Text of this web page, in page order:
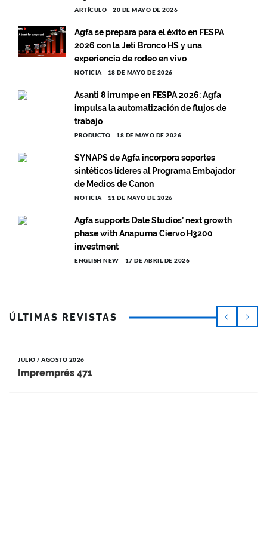
ARTÍCULO 20 DE MAYO DE 2026
Agfa se prepara para el éxito en FESPA
2026 con la Jeti Bronco HS y una
experiencia de rodeo en vivo
NOTICIA 18 DE MAYO DE 2026
Asanti 8 irrumpe en FESPA 2026: Agfa
impulsa la automatización de flujos de
trabajo
PRODUCTO 18 DE MAYO DE 2026
SYNAPS de Agfa incorpora soportes
sintéticos líderes al Programa Embajador
de Medios de Canon
NOTICIA 11 DE MAYO DE 2026
Agfa supports Dale Studios’ next growth
phase with Anapurna Ciervo H3200
investment
ENGLISH NEW 17 DE ABRIL DE 2026
ÚLTIMAS REVISTAS
JULIO / AGOSTO 2026
Impremprés 471